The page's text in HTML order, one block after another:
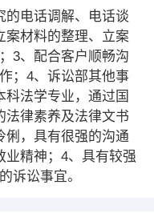
的电话调解、电话谈
案材料的整理、立案
3、配合客户顺畅沟
；4、诉讼部其他事
科法学专业，通过国
法律素养及法律文书
俐，具有很强的沟通
业精神；4、具有较强
诉讼事宜。